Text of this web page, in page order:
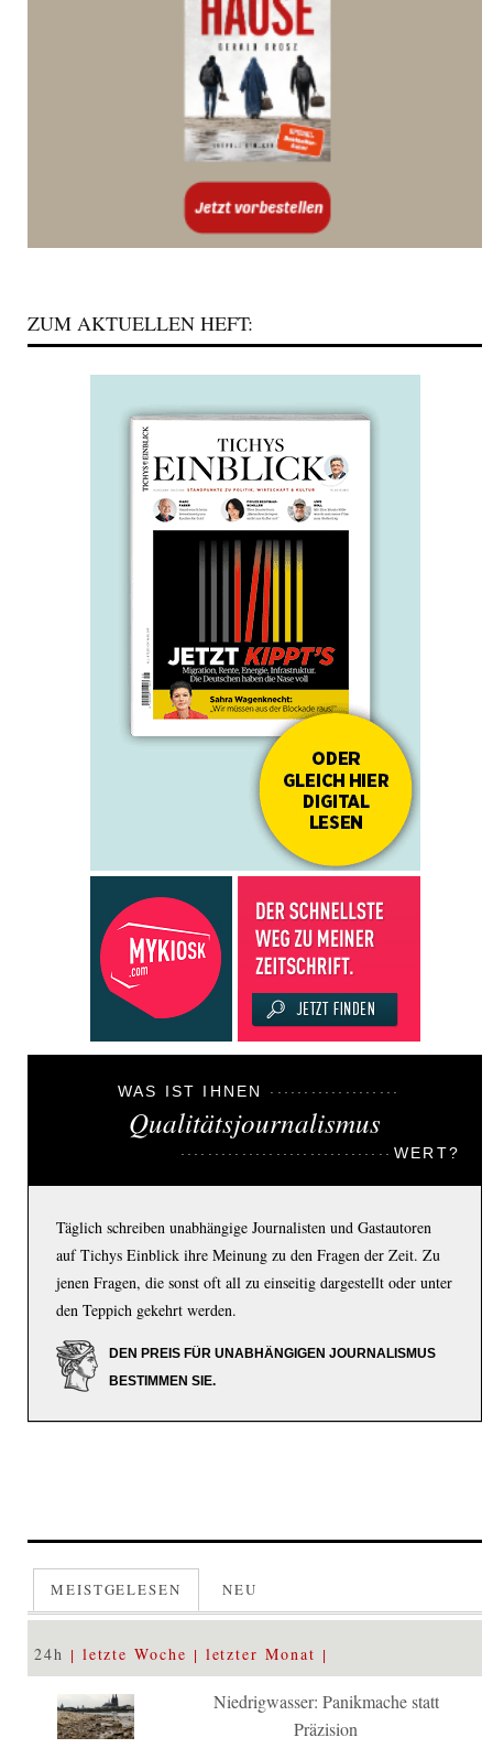
ZUM AKTUELLEN HEFT:
WAS IST IHNEN
Qualitätsjournalismus
WERT?
Täglich schreiben unabhängige Journalisten und Gastautoren
auf Tichys Einblick ihre Meinung zu den Fragen der Zeit. Zu
jenen Fragen, die sonst oft all zu einseitig dargestellt oder unter
den Teppich gekehrt werden.
DEN PREIS FÜR UNABHÄNGIGEN JOURNALISMUS
BESTIMMEN SIE.
MEISTGELESEN NEU
24h letzte Woche letzter Monat
Niedrigwasser: Panikmache statt
Präzision